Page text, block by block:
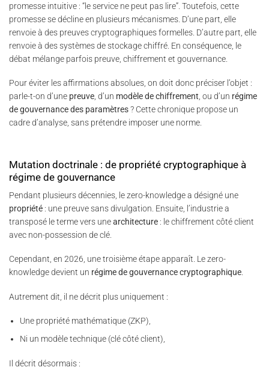
promesse intuitive : “le service ne peut pas lire”. Toutefois, cette
promesse se décline en plusieurs mécanismes. D’une part, elle
renvoie à des preuves cryptographiques formelles. D’autre part, elle
renvoie à des systèmes de stockage chiffré. En conséquence, le
débat mélange parfois preuve, chiffrement et gouvernance.
Pour éviter les affirmations absolues, on doit donc préciser l’objet :
parle-t-on d’une preuve, d’un modèle de chiffrement, ou d’un régime
de gouvernance des paramètres? Cette chronique propose un
cadre d’analyse, sans prétendre imposer une norme.
Mutation doctrinale : de propriété cryptographique à
régime de gouvernance
Pendant plusieurs décennies, le zero-knowledge a désigné une
propriété : une preuve sans divulgation. Ensuite, l’industrie a
transposé le terme vers unearchitecture : le chiffrement côté client
avec non-possession de clé.
Cependant, en 2026, une troisième étape apparaît. Le zero-
knowledge devient un régime de gouvernance cryptographique.
Autrement dit, il ne décrit plus uniquement :
Une propriété mathématique (ZKP),
Ni un modèle technique (clé côté client),
Il décrit désormais :